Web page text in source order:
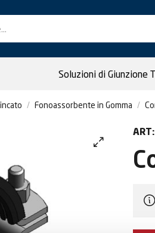
Soluzioni di Giunzione
Fonoassorbente in Gomma
ART: